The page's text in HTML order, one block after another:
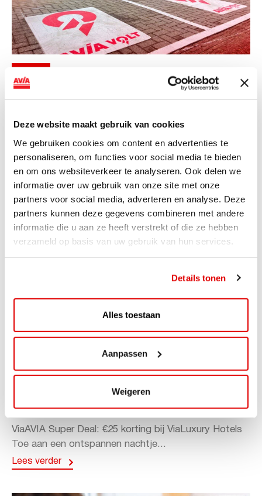
Deze website maakt gebruik van cookies
We gebruiken cookies om content en advertenties te
personaliseren, om functies voor social media te bieden
en om ons websiteverkeer te analyseren. Ook delen we
informatie over uw gebruik van onze site met onze
partners voor social media, adverteren en analyse. Deze
partners kunnen deze gegevens combineren met andere
informatie die u aan ze heeft verstrekt of die ze hebben
verzameld op basis van uw gebruik van hun services.
Details tonen
Alles toestaan
Aanpassen
Weigeren
snellaadinfrastructuur
AVIA VOLT en Fletcher Hotels starten landelijke uitrol
Lees verder
ACTIE
ViaAVIA Super Deal: 20% korting bij
ViaLuxury Hotels
ViaAVIA Super Deal: €25 korting bij ViaLuxury Hotels
Toe aan een ontspannen nachtje...
Lees verder